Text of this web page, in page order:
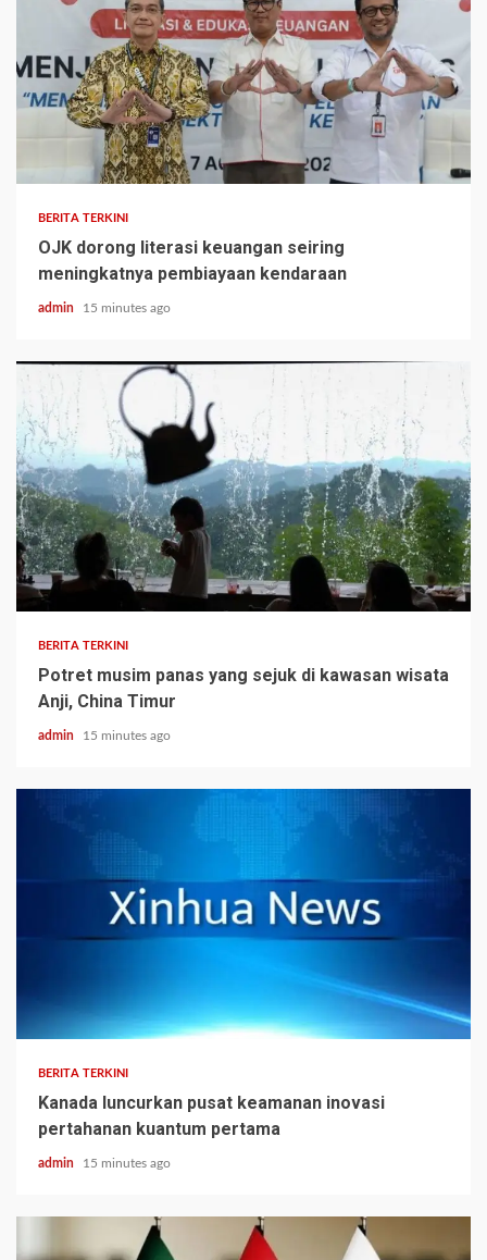
BERITA TERKINI
OJK dorong literasi keuangan seiring
meningkatnya pembiayaan kendaraan
admin 15 minutes ago
BERITA TERKINI
Potret musim panas yang sejuk di kawasan wisata
Anji, China Timur
admin 15 minutes ago
BERITA TERKINI
Kanada luncurkan pusat keamanan inovasi
pertahanan kuantum pertama
admin 15 minutes ago